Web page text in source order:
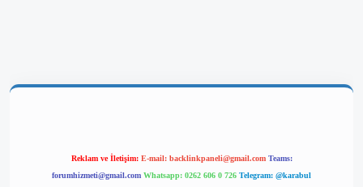
Reklam ve İletişim: E-mail: backlinkpaneli@gmail.com Teams:
forumhizmeti@gmail.com Whatsapp: 0262 606 0 726 Telegram: @karabul